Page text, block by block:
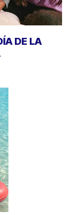
DE LA